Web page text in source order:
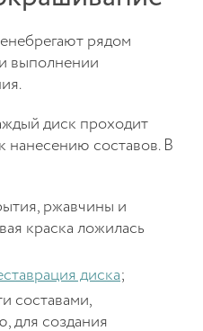
рядом
выполнении
диск проходит
нанесению составов. В
ржавчины и
краска ложилась
диска;
составами,
для создания